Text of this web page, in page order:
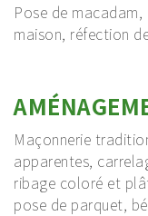
Pose de
maison, réfection
Maçonnerie
apparentes,
ribage coloré et
pose de parquet,